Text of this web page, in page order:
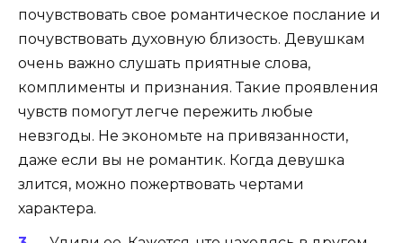
почувствовать свое романтическое послание и
почувствовать духовную близость. Девушкам
очень важно слушать приятные слова,
комплименты и признания. Такие проявления
чувств помогут легче пережить любые
невзгоды. Не экономьте на привязанности,
даже если вы не романтик. Когда девушка
злится, можно пожертвовать чертами
характера.